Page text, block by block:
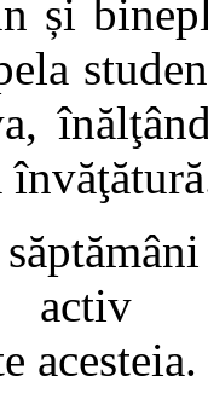
și
în
acesteia.